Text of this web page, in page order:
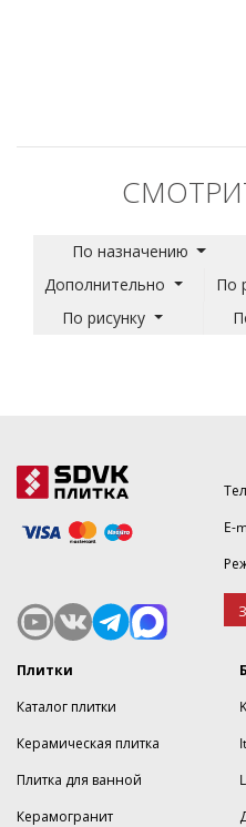
По назначению
Дополнительно
По
По рисунку
E-
Плитки
Каталог плитки
Керамическая плитка
Плитка для ванной
Керамогранит